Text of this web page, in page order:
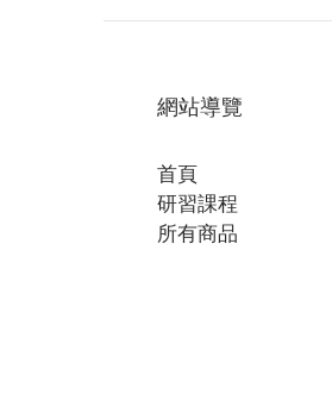
網站導覽
首頁
研習課程
所有商品